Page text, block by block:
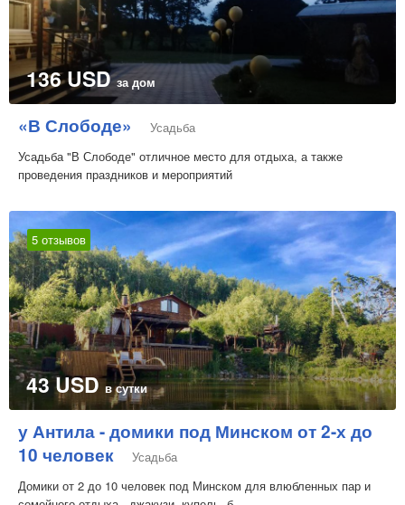
136 USDза дом
«В Слободе»
Усадьба
Усадьба "В Слободе" отличное место для отдыха, а также
проведения праздников и мероприятий
5 отзывов
43 USDв сутки
у Антила - домики под Минском от 2-х до
10 человек
Усадьба
Домики от 2 до 10 человек под Минском для влюбленных пар и